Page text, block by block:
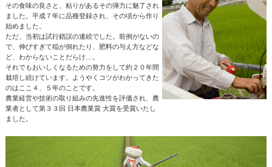
その食味の良さと、粘りがあるその弾力に魅了され
ました。平成７年に品種登録され、その頃から作り
始めました。
ただ、当初は試行錯誤の連続でした。前例がないの
で、伸びすぎて稲が倒れたり、肥料の与え方などな
ど、わからないことだらけ…。
それでもおいしくなるための努力をして約２０年間
栽培し続けています。ようやくコツがわかってきた
のはここ４、５年のことです。
農業経営や技術の取り組みの先進性を評価され、農
業者として第３３回 日本農業賞 大賞を受賞いたし
ました。